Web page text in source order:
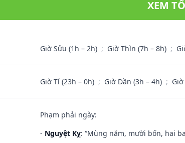
XEM
Giờ Sửu (1h – 2h) ; Giờ Thìn (7h – 8h) ;
Giờ Tí (23h – 0h) ; Giờ Dần (3h – 4h) ;
Phạm phải ngày:
- Nguyệt Kỵ: “Mùng năm, mười bốn, hai